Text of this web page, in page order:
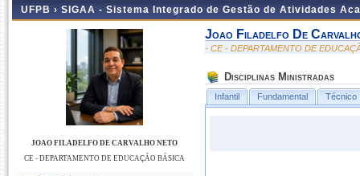
UFPB › SIGAA - Sistema Integrado de Gestão de Atividades
JOAO FILADELFO DE CARVALHO NETO
CE - DEPARTAMENTO DE EDUCAÇÃO BÁSICA
Joao Filadelfo De
- CE - DEPARTAMENTO DE
Disciplinas Ministradas
Infantil Fundamental Técnico